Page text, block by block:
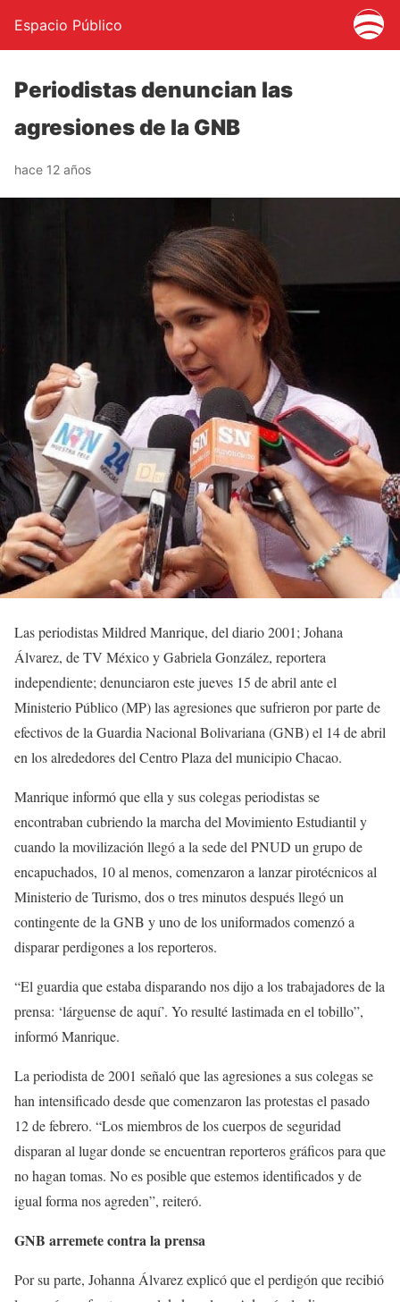
Espacio Público
Periodistas denuncian las
agresiones de la GNB
hace 12 años
Las periodistas Mildred Manrique, del diario 2001; Johana
Álvarez, de TV México y Gabriela González, reportera
independiente; denunciaron este jueves 15 de abril ante el
Ministerio Público (MP) las agresiones que sufrieron por parte de
efectivos de la Guardia Nacional Bolivariana (GNB) el 14 de abril
en los alrededores del Centro Plaza del municipio Chacao.
Manrique informó que ella y sus colegas periodistas se
encontraban cubriendo la marcha del Movimiento Estudiantil y
cuando la movilización llegó a la sede del PNUD un grupo de
encapuchados, 10 al menos, comenzaron a lanzar pirotécnicos al
Ministerio de Turismo, dos o tres minutos después llegó un
contingente de la GNB y uno de los uniformados comenzó a
disparar perdigones a los reporteros.
“El guardia que estaba disparando nos dijo a los trabajadores de la
prensa: ‘lárguense de aquí’. Yo resulté lastimada en el tobillo”,
informó Manrique.
La periodista de 2001 señaló que las agresiones a sus colegas se
han intensificado desde que comenzaron las protestas el pasado
12 de febrero. “Los miembros de los cuerpos de seguridad
disparan al lugar donde se encuentran reporteros gráficos para que
no hagan tomas. No es posible que estemos identificados y de
igual forma nos agreden”, reiteró.
GNB arremete contra la prensa
Por su parte, Johanna Álvarez explicó que el perdigón que recibió